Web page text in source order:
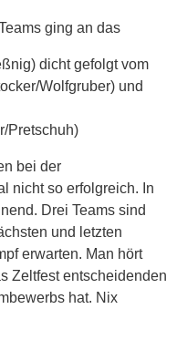
ging an das
dicht gefolgt vom
Wolfgruber) und
Pretschuh)
bei der
nicht so erfolgreich. In
Drei Teams sind
und letzten
erwarten. Man hört
Zeltfest entscheidenden
hat. Nix